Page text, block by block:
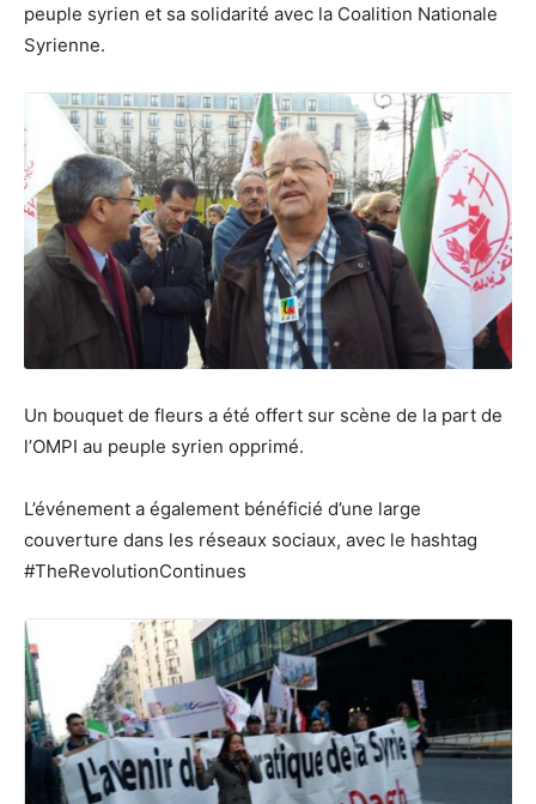
peuple syrien et sa solidarité avec la Coalition Nationale
Syrienne.
Un bouquet de fleurs a été offert sur scène de la part de
l’OMPI au peuple syrien opprimé.
L’événement a également bénéficié d’une large
couverture dans les réseaux sociaux, avec le hashtag
#TheRevolutionContinues